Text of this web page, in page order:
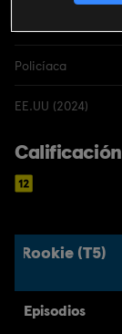
Policíaca
EE.UU (2024)
Calificación
Rookie (T5)
Episodios